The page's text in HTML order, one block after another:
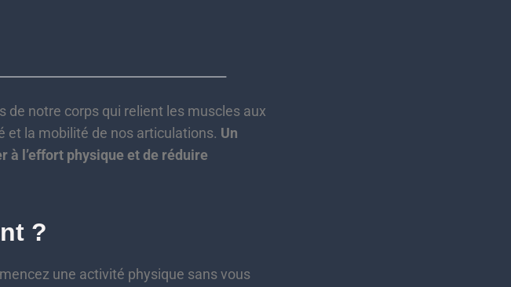
notre corps qui relient les muscles aux
et la mobilité de nos articulations. Un
l’effort physique et de réduire
?
une activité physique sans vous